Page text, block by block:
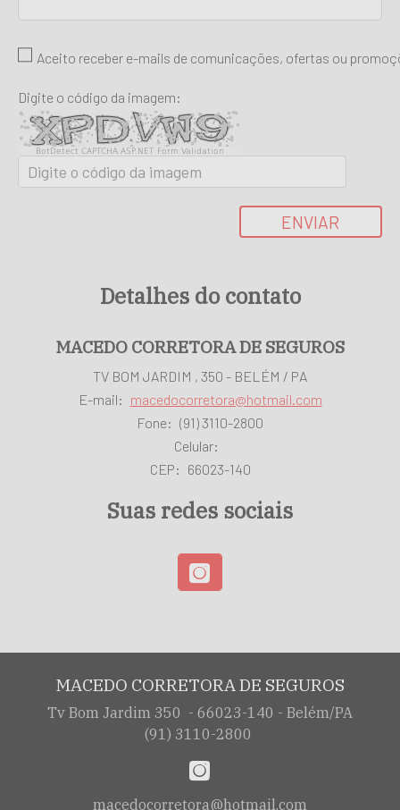
Aceito receber e-mails de comunicações, ofertas ou
Digite o código da imagem:
BotDetect CAPTCHA ASP.NET Form Validation
ENVIAR
Detalhes do contato
MACEDO CORRETORA DE SEGUROS
TV BOM JARDIM , 350 - BELÉM / PA
E-mail: macedocorretora@hotmail.com
Fone: (91) 3110-2800
Celular:
CEP: 66023-140
Suas redes sociais
MACEDO CORRETORA DE SEGUROS
Tv Bom Jardim 350 - 66023-140 - Belém/PA
(91) 3110-2800
macedocorretora@hotmail.com